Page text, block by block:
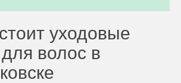
уходовые
волос в